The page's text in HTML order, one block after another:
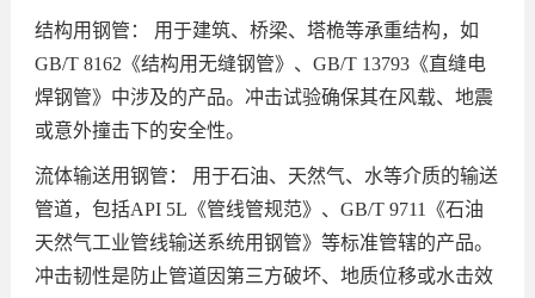
结构用钢管： 用于建筑、桥梁、塔桅等承重结构，如
GB/T 8162《结构用无缝钢管》、GB/T 13793《直缝电
焊钢管》中涉及的产品。冲击试验确保其在风载、地震
或意外撞击下的安全性。
流体输送用钢管： 用于石油、天然气、水等介质的输送
管道，包括API 5L《管线管规范》、GB/T 9711《石油
天然气工业管线输送系统用钢管》等标准管辖的产品。
冲击韧性是防止管道因第三方破坏、地质位移或水击效